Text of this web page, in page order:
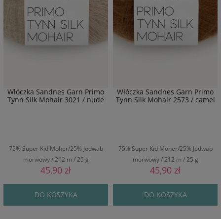
Włóczka Sandnes Garn Primo
Tynn Silk Mohair 3021 / nude
75% Super Kid Moher/25% Jedwab
morwowy / 212 m / 25 g
45,90 zł
DO KOSZYKA
Włóczka Sandnes Garn Primo
Tynn Silk Mohair 2573 / camel
75% Super Kid Moher/25% Jedwab
morwowy / 212 m / 25 g
45,90 zł
DO KOSZYKA